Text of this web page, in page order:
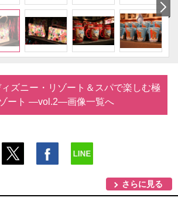
ズニー・リゾート＆スパで楽しむ極
ゾート ―vol.2―画像一覧へ
さらに見る